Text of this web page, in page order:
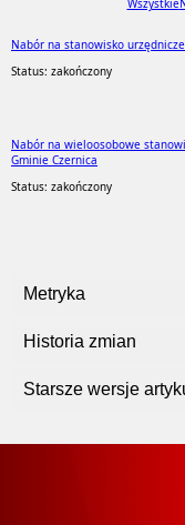
Wszystkie
Nabór na stanowisko
Status: zakończony
Nabór na wieloosobowe
Gminie Czernica
Status: zakończony
Metryka
Historia zmian
Starsze wersje